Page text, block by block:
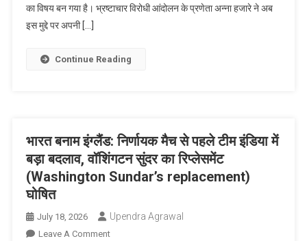
में
हजारे:
चेतावनी,
जानें
क्या
है
मामला
का विषय बन गया है। भ्रष्टाचार विरोधी आंदोलन के प्रणेता अन्ना हजारे ने अब
इस मुद्दे पर अपनी […]
Continue Reading
भारत बनाम इंग्लैंड: निर्णायक मैच से पहले टीम इंडिया में
बड़ा बदलाव, वॉशिंगटन सुंदर का रिप्लेसमेंट
(Washington Sundar’s replacement)
घोषित
July 18, 2026 Upendra Agrawal
Leave A CommentOn